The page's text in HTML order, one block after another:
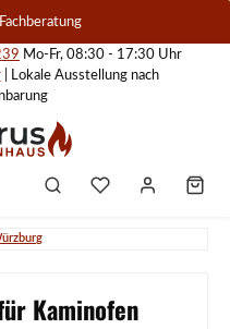
Mo-Fr, 08:30 - 17:30 Uhr
| Lokale Ausstellung nach
Kaminofen